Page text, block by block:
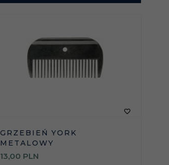
GRZEBIEŃ YORK
METALOWY
13,00 PLN